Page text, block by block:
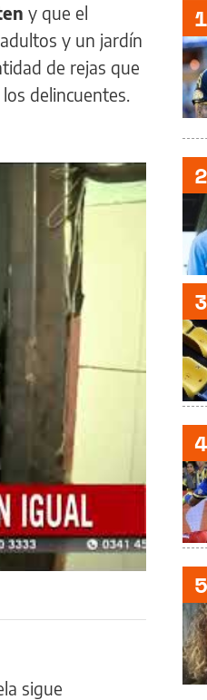
y que el
y un jardín
de rejas que
delincuentes.
sigue
1
2
3
4
5